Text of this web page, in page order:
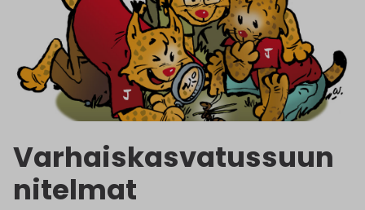
Varhaiskasvatussuun
nitelmat